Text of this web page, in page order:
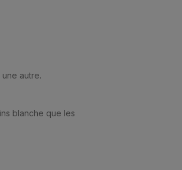
autre.
blanche que les